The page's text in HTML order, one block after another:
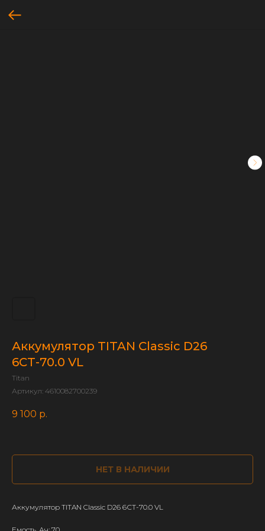
Аккумулятор TITAN Classic D26
6СТ-70.0 VL
Titan
Артикул: 4610082700239
9 100 р.
НЕТ В НАЛИЧИИ
Аккумулятор TITAN Classic D26 6СТ-70.0 VL